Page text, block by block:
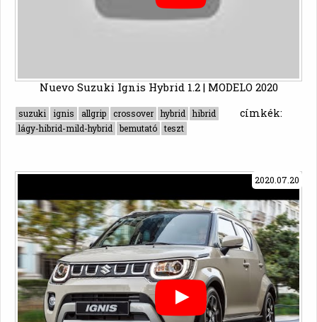
Nuevo Suzuki Ignis Hybrid 1.2 | MODELO 2020
címkék:
suzuki ignis allgrip crossover hybrid
hibrid
lágy-hibrid-mild-hybrid
bemutató teszt
2020.07.20